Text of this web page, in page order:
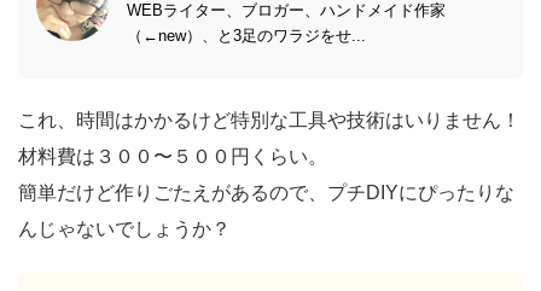
WEBライター、ブロガー、ハンドメイド作家
（←new）、と3足のワラジをせ...
これ、時間はかかるけど特別な工具や技術はいりません！
材料費は３００〜５００円くらい。
簡単だけど作りごたえがあるので、プチDIYにぴったりな
んじゃないでしょうか？